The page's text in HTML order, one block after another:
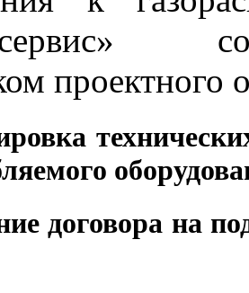
проектного
договора на